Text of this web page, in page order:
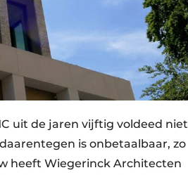
uit de jaren vijftig voldeed niet
is onbetaalbaar, zo
heeft Wiegerinck Architecten